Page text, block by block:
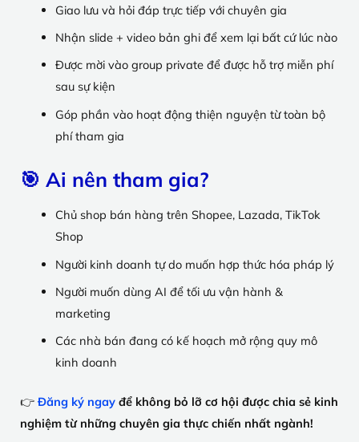
Giao lưu và hỏi đáp trực tiếp với chuyên gia
Nhận slide + video bản ghi để xem lại bất cứ lúc nào
Được mời vào group private để được hỗ trợ miễn phí
sau sự kiện
Góp phần vào hoạt động thiện nguyện từ toàn bộ
phí tham gia
🎯 Ai nên tham gia?
Chủ shop bán hàng trên Shopee, Lazada, TikTok
Shop
Người kinh doanh tự do muốn hợp thức hóa pháp lý
Người muốn dùng AI để tối ưu vận hành &
marketing
Các nhà bán đang có kế hoạch mở rộng quy mô
kinh doanh
👉 Đăng ký ngay để không bỏ lỡ cơ hội được chia sẻ kinh
nghiệm từ những chuyên gia thực chiến nhất ngành!